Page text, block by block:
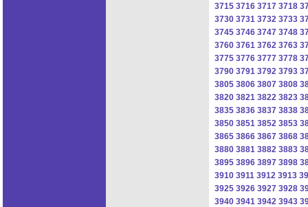
3715 3716 3717 3718
3730 3731 3732 3733
3745 3746 3747 3748
3760 3761 3762 3763
3775 3776 3777 3778
3790 3791 3792 3793
3805 3806 3807 3808
3820 3821 3822 3823
3835 3836 3837 3838
3850 3851 3852 3853
3865 3866 3867 3868
3880 3881 3882 3883
3895 3896 3897 3898
3910 3911 3912 3913
3925 3926 3927 3928
3940 3941 3942 3943